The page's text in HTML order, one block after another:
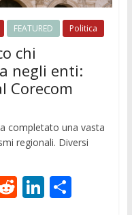
FEATURED Politica
chi
negli enti:
Corecom
completato una vasta
regionali. Diversi
R Li C